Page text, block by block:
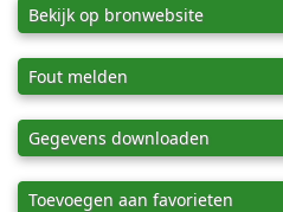
Bekijk op bronwebsite
Fout melden
Gegevens downloaden
Toevoegen aan favorieten